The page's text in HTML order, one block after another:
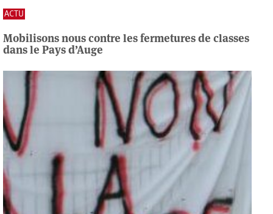
ACTU
Mobilisons nous contre les fermetures de classes
dans le Pays d’Auge